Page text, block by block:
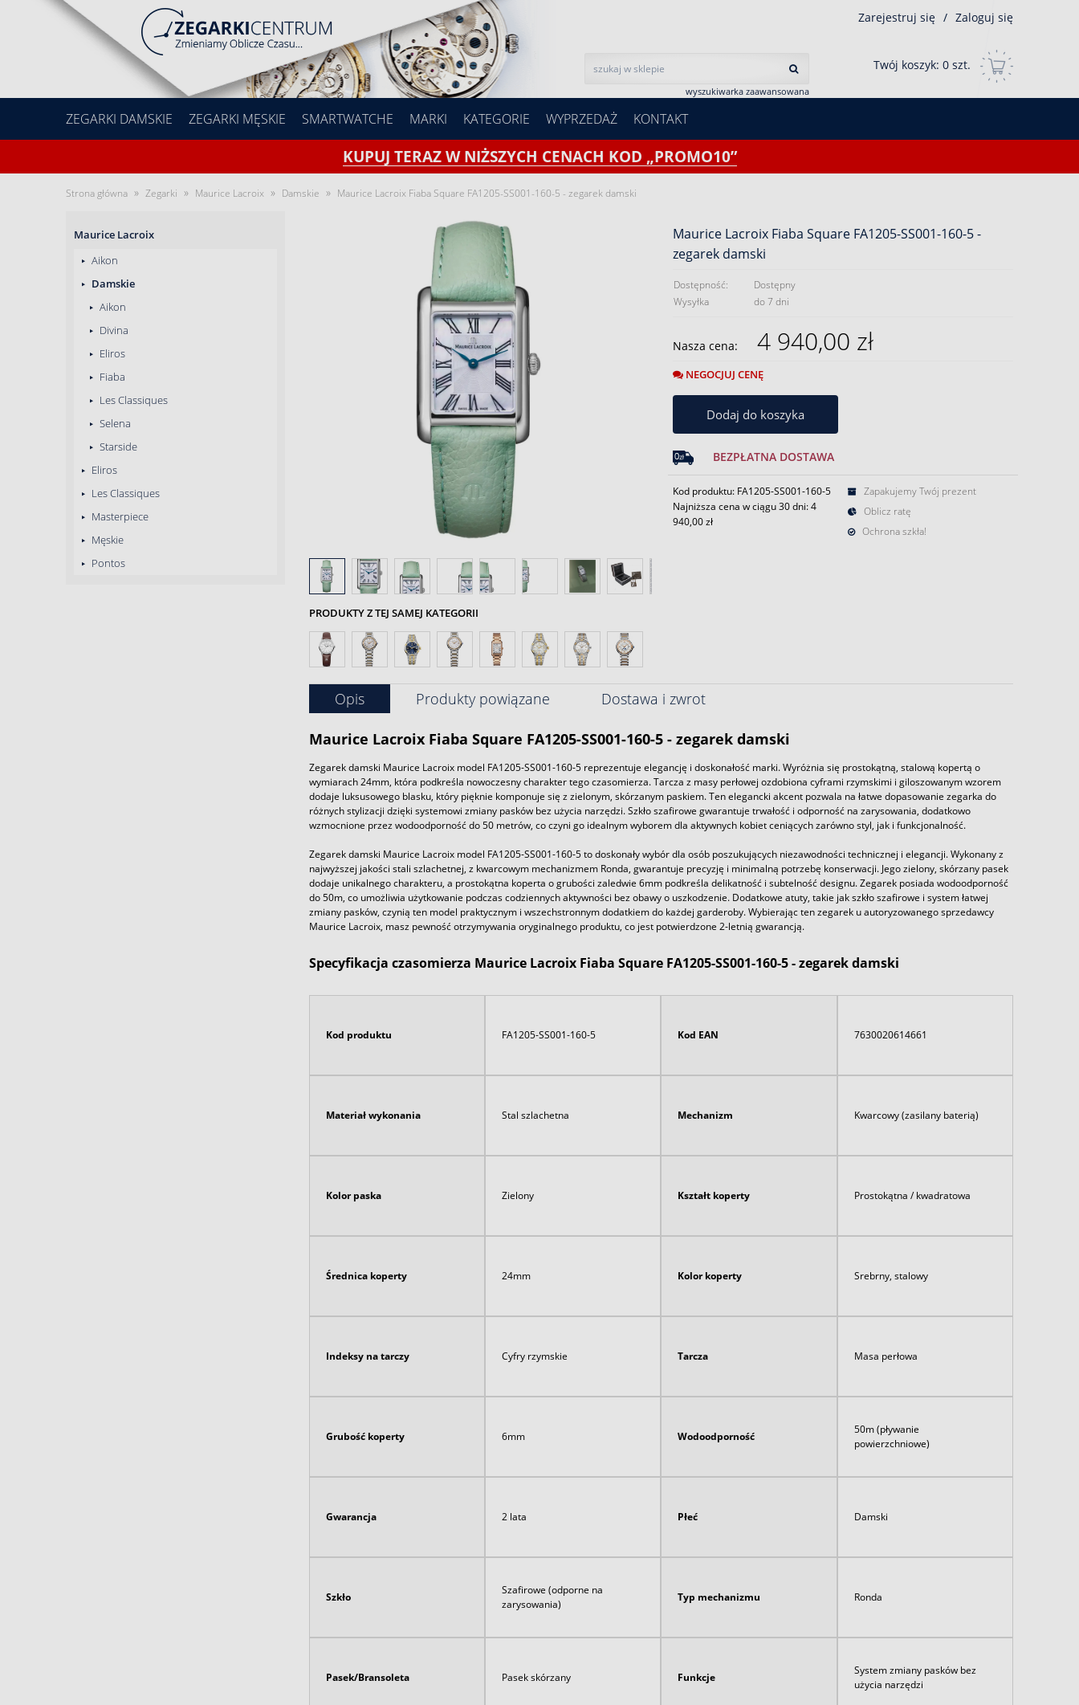
wyszukiwarka zaawansowana
Zarejestruj się / Zaloguj się
Twój koszyk: 0 szt.
ZEGARKI DAMSKIE ZEGARKI MĘSKIE SMARTWATCHE MARKI KATEGORIE WYPRZEDAŻ KONTAKT
KUPUJ TERAZ W NIŻSZYCH CENACH KOD „PROMO10”
Strona główna » Zegarki » Maurice Lacroix » Damskie » Maurice Lacroix Fiaba Square FA1205-SS001-160-5 - zegarek damski
Maurice Lacroix
Aikon
Damskie
Aikon
Divina
Eliros
Fiaba
Les Classiques
Selena
Starside
Eliros
Les Classiques
Masterpiece
Męskie
Pontos
PRODUKTY Z TEJ SAMEJ KATEGORII
Maurice Lacroix Fiaba Square FA1205-SS001-160-5 -
zegarek damski
Dostępność:
Dostępny
Wysyłka
do 7 dni
Nasza cena: 4 940,00 zł
NEGOCJUJ CENĘ
Dodaj do koszyka
BEZPŁATNA DOSTAWA
Kod produktu: FA1205-SS001-160-5
Najniższa cena w ciągu 30 dni:4
940,00 zł
Zapakujemy Twój prezent
Oblicz ratę
Ochrona szkła!
Opis Produkty powiązane Dostawa i zwrot
Maurice Lacroix Fiaba Square FA1205-SS001-160-5 - zegarek damski
Zegarek damski Maurice Lacroix model FA1205-SS001-160-5 reprezentuje elegancję i doskonałość marki. Wyróżnia się prostokątną, stalową kopertą o
wymiarach 24mm, która podkreśla nowoczesny charakter tego czasomierza. Tarcza z masy perłowej ozdobiona cyframi rzymskimi i giloszowanym wzorem
dodaje luksusowego blasku, który pięknie komponuje się z zielonym, skórzanym paskiem. Ten elegancki akcent pozwala na łatwe dopasowanie zegarka do
różnych stylizacji dzięki systemowi zmiany pasków bez użycia narzędzi. Szkło szafirowe gwarantuje trwałość i odporność na zarysowania, dodatkowo
wzmocnione przez wodoodporność do 50 metrów, co czyni go idealnym wyborem dla aktywnych kobiet ceniących zarówno styl, jak i funkcjonalność.
Zegarek damski Maurice Lacroix model FA1205-SS001-160-5 to doskonały wybór dla osób poszukujących niezawodności technicznej i elegancji. Wykonany z
najwyższej jakości stali szlachetnej, z kwarcowym mechanizmem Ronda, gwarantuje precyzję i minimalną potrzebę konserwacji. Jego zielony, skórzany pasek
dodaje unikalnego charakteru, a prostokątna koperta o grubości zaledwie 6mm podkreśla delikatność i subtelność designu. Zegarek posiada wodoodporność
do 50m, co umożliwia użytkowanie podczas codziennych aktywności bez obawy o uszkodzenie. Dodatkowe atuty, takie jak szkło szafirowe i system łatwej
zmiany pasków, czynią ten model praktycznym i wszechstronnym dodatkiem do każdej garderoby. Wybierając ten zegarek u autoryzowanego sprzedawcy
Maurice Lacroix, masz pewność otrzymywania oryginalnego produktu, co jest potwierdzone 2-letnią gwarancją.
Specyfikacja czasomierza Maurice Lacroix Fiaba Square FA1205-SS001-160-5 - zegarek damski
Kod produktu FA1205-SS001-160-5 Kod EAN 7630020614661
Materiał wykonania Stal szlachetna Mechanizm Kwarcowy (zasilany baterią)
Kolor paska Zielony Kształt koperty Prostokątna / kwadratowa
Średnica koperty 24mm Kolor koperty Srebrny, stalowy
Indeksy na tarczy Cyfry rzymskie Tarcza Masa perłowa
Grubość koperty 6mm Wodoodporność
50m (pływanie
powierzchniowe)
Gwarancja 2 lata Płeć Damski
Szkło
Szafirowe (odporne na
zarysowania)
Typ mechanizmu Ronda
Pasek/Bransoleta Pasek skórzany Funkcje
System zmiany pasków bez
użycia narzędzi